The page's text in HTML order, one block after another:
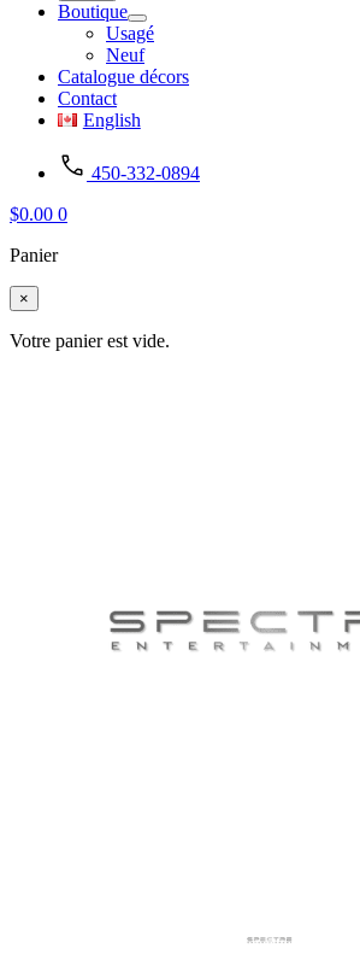
Boutique
Usagé
Neuf
Catalogue décors
Contact
English
450-332-0894
$0.00 0
Panier
×
Votre panier est vide.